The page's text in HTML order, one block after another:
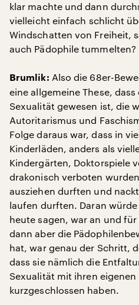
klar machte und dann
vielleicht einfach schlicht
Windschatten von Freiheit,
auch Pädophile tummelten?
Brumlik: Also die 68er-
eine allgemeine These,
Sexualität gewesen ist, die
Autoritarismus und
Folge daraus war, dass in
Kinderläden, anders als
Kindergärten, Doktorspiele
drakonisch verboten
ausziehen durften und
laufen durften. Daran
heute sagen, war an und
dann aber die
hat, war genau der Schritt,
dass sie nämlich die
Sexualität mit ihren
kurzgeschlossen haben.